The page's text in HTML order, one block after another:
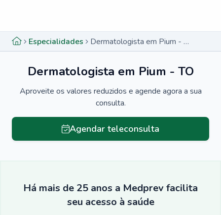
Especialidades Dermatologista em Pium - TO
Dermatologista em Pium - TO
Aproveite os valores reduzidos e agende agora a sua
consulta.
Agendar teleconsulta
Há mais de 25 anos a Medprev facilita
seu acesso à saúde